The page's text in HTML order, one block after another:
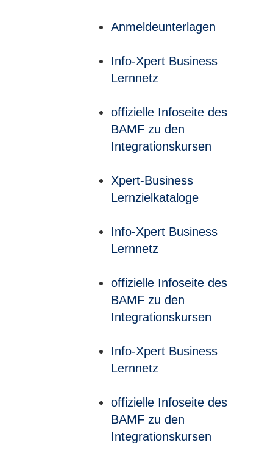
Anmeldeunterlagen
Info-Xpert Business
Lernnetz
offizielle Infoseite des
BAMF zu den
Integrationskursen
Xpert-Business
Lernzielkataloge
Info-Xpert Business
Lernnetz
offizielle Infoseite des
BAMF zu den
Integrationskursen
Info-Xpert Business
Lernnetz
offizielle Infoseite des
BAMF zu den
Integrationskursen